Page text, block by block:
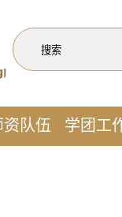
资队伍 学团工